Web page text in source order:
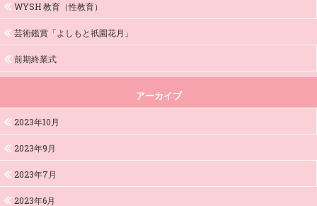
WYSH 教育（性教育）
芸術鑑賞「よしもと祇園花月」
前期終業式
アーカイブ
2023年10月
2023年9月
2023年7月
2023年6月